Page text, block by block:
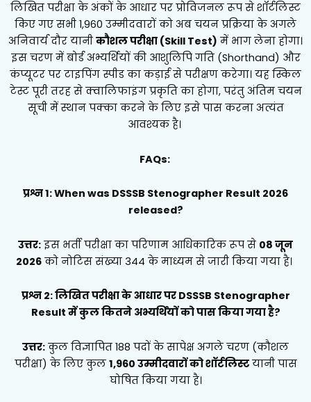
लिखित परीक्षा के अंकों के आधार पर प्रोविजनल रूप से शॉर्टलिस्ट
किए गए सभी 1,960 उम्मीदवारों को अब चयन प्रक्रिया के अगले
अनिवार्य दौर यानी कौशल परीक्षा (Skill Test) में भाग लेना होगा।
इस चरण में बोर्ड अभ्यर्थियों की आशुलिपि गति (Shorthand) और
कंप्यूटर पर टाइपिंग स्पीड का कड़ाई से परीक्षण करेगा। यह स्किल
टेस्ट पूरी तरह से क्वालिफाइंग प्रकृति का होगा, परंतु अंतिम चयन
सूची में स्थान पक्का करने के लिए इसे पास करना अत्यंत
आवश्यक है।
FAQs:
प्रश्न 1: When was DSSSB Stenographer Result 2026
released?
उत्तर: इस भर्ती परीक्षा का परिणाम आधिकारिक रूप से 08 जून
2026 को नोटिस संख्या 344 के माध्यम से जारी किया गया है।
प्रश्न 2: लिखित परीक्षा के आधार पर DSSSB Stenographer
Result में कुल कितने अभ्यर्थियों को पास किया गया है?
उत्तर: कुल विज्ञापित 188 पदों के सापेक्ष अगले चरण (कौशल
परीक्षा) के लिए कुल 1,960 उम्मीदवारों को शॉर्टलिस्टयानी पास
घोषित किया गया है।